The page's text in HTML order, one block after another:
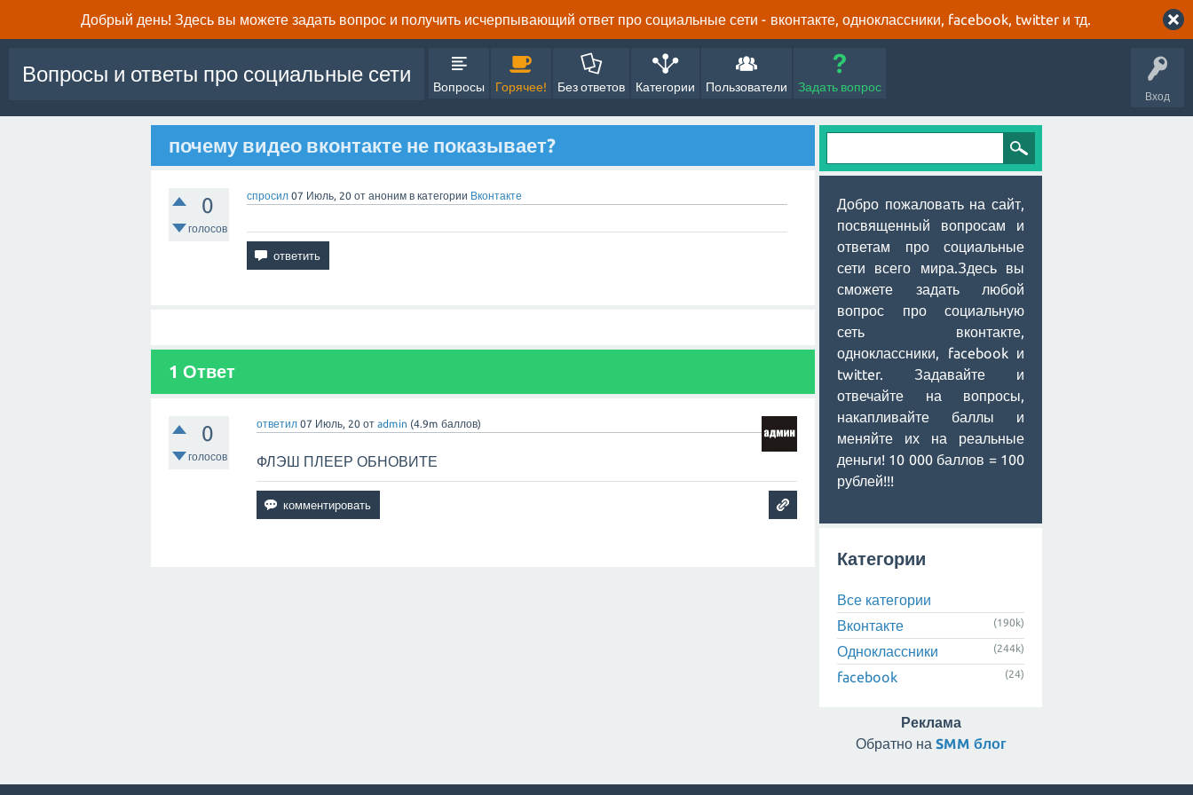
Добрый день! Здесь вы можете задать вопрос и получить исчерпывающий ответ про социальные сети - вконтакте, одноклассники, facebook, twitter и тд.
Вход
Вопросы и ответы про социальные сети
Вопросы Горячее! Без ответов Категории Пользователи Задать вопрос
почему видео вконтакте не показывает?
0
голосов
спросил 07 Июль, 20 от аноним в категории Вконтакте
1 Ответ
0
голосов
ответил 07 Июль, 20 отadmin (4.9m баллов)
ФЛЭШ ПЛЕЕР ОБНОВИТЕ
Добро пожаловать на сайт,
посвященный вопросам и
ответам про социальные
сети всего мира.Здесь вы
сможете задать любой
вопрос про социальную
сеть вконтакте,
одноклассники, facebook и
twitter. Задавайте и
отвечайте на вопросы,
накапливайте баллы и
меняйте их на реальные
деньги! 10 000 баллов = 100
рублей!!!
Категории
Все категории
Вконтакте
(190k)
Одноклассники (244k)
facebook (24)
Реклама
Обратно на SMM блог